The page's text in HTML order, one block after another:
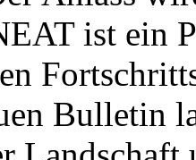
ist ein
Bulletin